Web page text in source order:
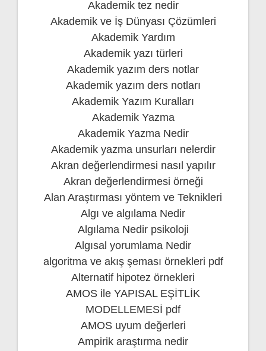
Akademik tez nedir
Akademik ve İş Dünyası Çözümleri
Akademik Yardım
Akademik yazı türleri
Akademik yazım ders notlar
Akademik yazım ders notları
Akademik Yazım Kuralları
Akademik Yazma
Akademik Yazma Nedir
Akademik yazma unsurları nelerdir
Akran değerlendirmesi nasıl yapılır
Akran değerlendirmesi örneği
Alan Araştırması yöntem ve Teknikleri
Algı ve algılama Nedir
Algılama Nedir psikoloji
Algısal yorumlama Nedir
algoritma ve akış şeması örnekleri pdf
Alternatif hipotez örnekleri
AMOS ile YAPISAL EŞİTLİK
MODELLEMESİ pdf
AMOS uyum değerleri
Ampirik araştırma nedir